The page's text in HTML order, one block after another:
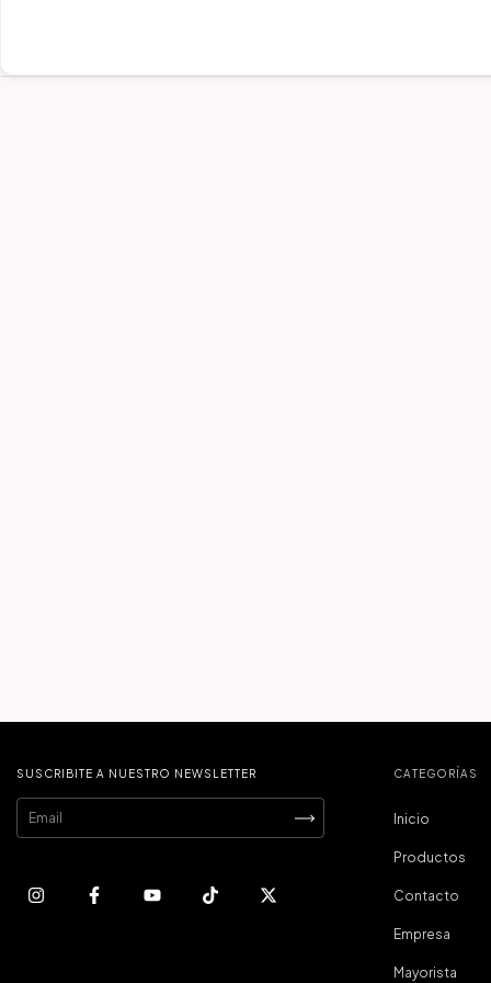
SUSCRIBITE A NUESTRO NEWSLETTER CATEGORÍAS
Inicio
Productos
Contacto
Empresa
Mayorista